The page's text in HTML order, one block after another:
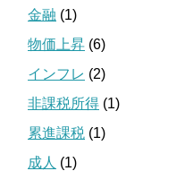
金融 (1)
物価上昇 (6)
インフレ (2)
非課税所得 (1)
累進課税 (1)
成人 (1)